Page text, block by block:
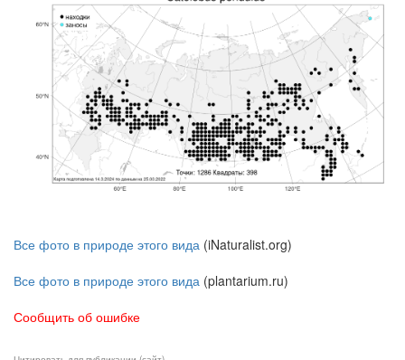
Все фото в природе этого вида (iNaturalist.org)
Все фото в природе этого вида (plantarium.ru)
Сообщить об ошибке